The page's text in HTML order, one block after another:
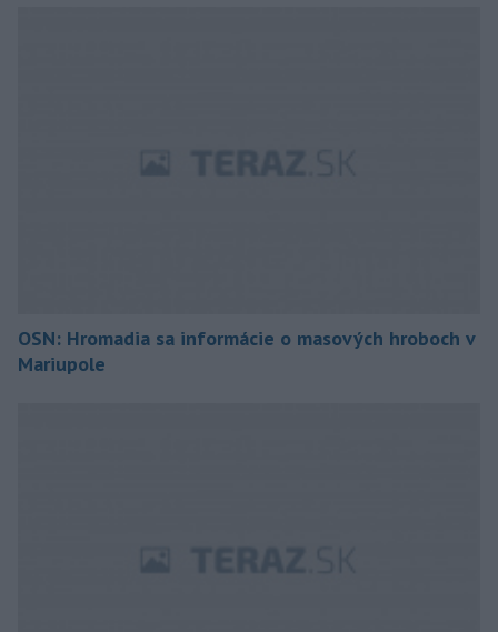
OSN: Hromadia sa informácie o masových hroboch v
Mariupole